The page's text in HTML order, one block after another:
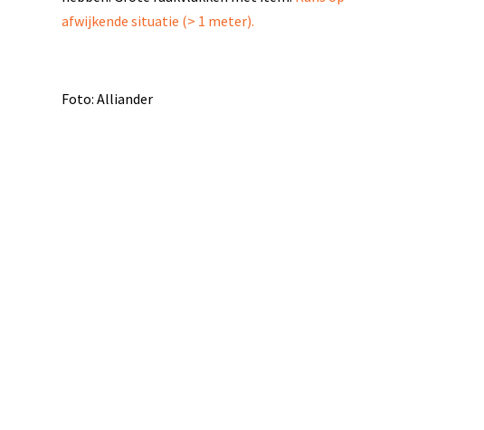
afwijkende situatie (> 1 meter).
Foto: Alliander